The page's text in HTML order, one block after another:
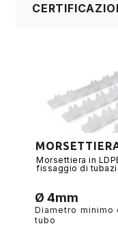
Morsettiera in
fissaggio di
Ø 4mm
Diametro minimo
tubo